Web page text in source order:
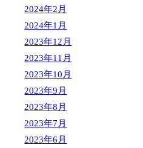
2024年2月
2024年1月
2023年12月
2023年11月
2023年10月
2023年9月
2023年8月
2023年7月
2023年6月